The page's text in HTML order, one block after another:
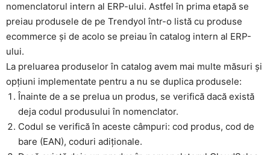
nomenclatorul intern al ERP-ului. Astfel în prima etapă se
preiau produsele de pe Trendyol într-o listă cu produse
ecommerce și de acolo se preiau în catalog intern al ERP-
ului.
La preluarea produselor în catalog avem mai multe măsuri și
opțiuni implementate pentru a nu se duplica produsele:
Înainte de a se prelua un produs, se verifică dacă există
deja codul produsului în nomenclator.
Codul se verifică în aceste câmpuri: cod produs, cod de
bare (EAN), coduri adiționale.